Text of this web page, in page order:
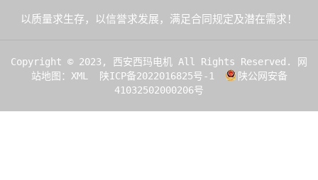
以质量求生存，以信誉求发展，满足合同规定及潜在需求！
Copyright © 2023, 西安西玛电机 All Rights Reserved.
网
站地图：XML
陕ICP备2022016825号-1
陕公网安备
41032502000206号